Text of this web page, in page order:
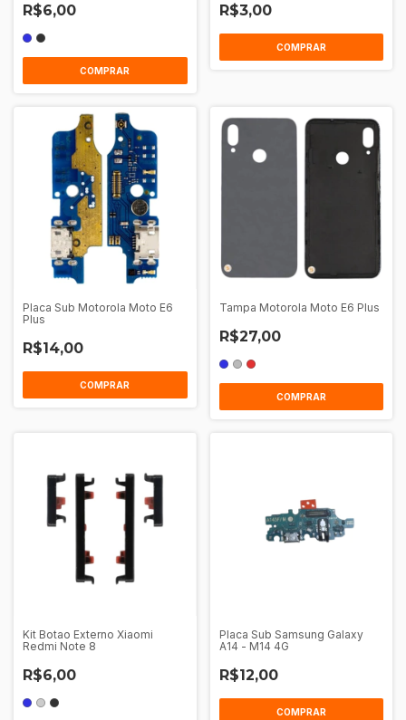
R$6,00
COMPRAR
R$3,00
Placa Sub Motorola Moto E6
Plus
R$14,00
Tampa Motorola Moto E6 Plus
R$27,00
COMPRAR
Kit Botao Externo Xiaomi
Redmi Note 8
R$6,00
Placa Sub Samsung Galaxy
A14 - M14 4G
R$12,00